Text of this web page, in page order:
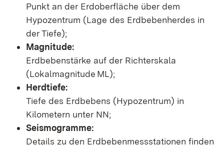
Punkt an der Erdoberfläche über dem
Hypozentrum (Lage des Erdbebenherdes in
der Tiefe);
Magnitude:
Erdbebenstärke auf der Richterskala
(Lokalmagnitude ML);
Herdtiefe:
Tiefe des Erdbebens (Hypozentrum) in
Kilometern unter NN;
Seismogramme:
Details zu den Erdbebenmessstationen finden